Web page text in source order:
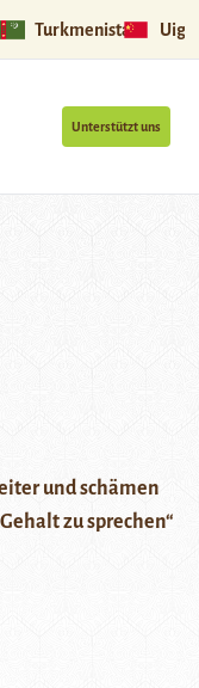
Turkmenistan
Unterstützt uns
und schämen
zu sprechen“